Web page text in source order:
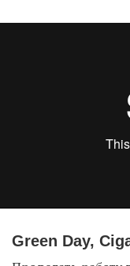
Green Day,